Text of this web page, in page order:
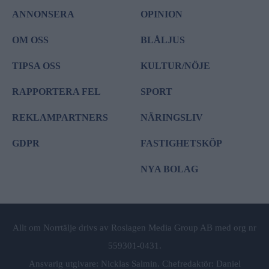
ANNONSERA
OM OSS
TIPSA OSS
RAPPORTERA FEL
REKLAMPARTNERS
GDPR
OPINION
BLÅLJUS
KULTUR/NÖJE
SPORT
NÄRINGSLIV
FASTIGHETSKÖP
NYA BOLAG
Allt om Norrtälje drivs av Roslagen Media Group AB med org nr
559301-0431.
Ansvarig utgivare: Nicklas Salmin. Chefredaktör: Daniel